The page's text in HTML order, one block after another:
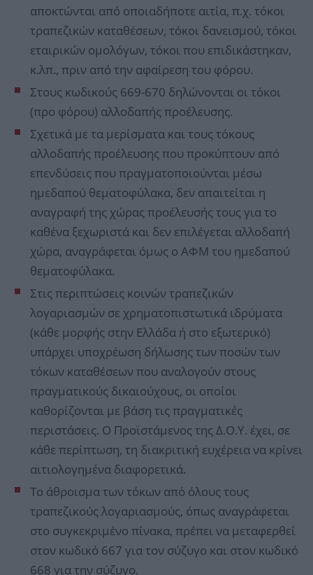
αποκτώνται από οποιαδήποτε αιτία, π.χ. τόκοι
τραπεζικών καταθέσεων, τόκοι δανεισμού, τόκοι
εταιρικών ομολόγων, τόκοι που επιδικάστηκαν,
κ.λπ., πριν από την αφαίρεση του φόρου.
Στους κωδικούς 669-670 δηλώνονται οι τόκοι
(προ φόρου) αλλοδαπής προέλευσης.
Σχετικά με τα μερίσματα και τους τόκους
αλλοδαπής προέλευσης που προκύπτουν από
επενδύσεις που πραγματοποιούνται μέσω
ημεδαπού θεματοφύλακα, δεν απαιτείται η
αναγραφή της χώρας προέλευσής τους για το
καθένα ξεχωριστά και δεν επιλέγεται αλλοδαπή
χώρα, αναγράφεται όμως ο ΑΦΜ του ημεδαπού
θεματοφύλακα.
Στις περιπτώσεις κοινών τραπεζικών
λογαριασμών σε χρηματοπιστωτικά ιδρύματα
(κάθε μορφής στην Ελλάδα ή στο εξωτερικό)
υπάρχει υποχρέωση δήλωσης των ποσών των
τόκων καταθέσεων που αναλογούν στους
πραγματικούς δικαιούχους, οι οποίοι
καθορίζονται με βάση τις πραγματικές
περιστάσεις. Ο Προϊστάμενος της Δ.Ο.Υ. έχει, σε
κάθε περίπτωση, τη διακριτική ευχέρεια να κρίνει
αιτιολογημένα διαφορετικά.
Το άθροισμα των τόκων από όλους τους
τραπεζικούς λογαριασμούς, όπως αναγράφεται
στο συγκεκριμένο πίνακα, πρέπει να μεταφερθεί
στον κωδικό 667 για τον σύζυγο και στον κωδικό
668 για την σύζυγο.